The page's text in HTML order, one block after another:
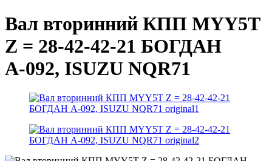
Вал вторинний КПП MYY5T
Z = 28-42-42-21 БОГДАН
А-092, ISUZU NQR71